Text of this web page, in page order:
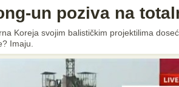
un poziva na
Koreja svojim balističkim projektilima
Imaju.